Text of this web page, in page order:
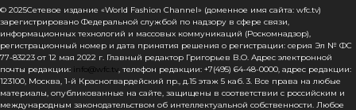
сайта, вы подтверждаете свое согласие на использование
файлов cookie в соответствии с настоящим уведомлением
в отношении данного типа файлов. Если вы не согласны
с тем, чтобы мы использовали данный тип файлов,
то вы должны соответствующим образом установить
настройки вашего браузера или не использовать сайт wfc.tv
© 2025Сетевое издание «World Fashion Channel» (доменное имя сайта: wfc.tv)
зарегистрировано Федеральной службой по надзору в сфере связи,
информационных технологий и массовых коммуникаций (Роскомнадзор),
регистрационный номер и дата принятия решения о регистрации: серия Эл № ФС
77-83223 от 12 мая 2022 г. Главный редактор Григорьев В.О. Адрес электронной
почты редакции: info@wfc.tv, телефон редакции: +7(495) 64-48-0000, адрес редакции:
123100, Москва, 1-й Красногвардейский пр., д.15 этаж 5 каб. 3. Все права на любые
материалы, опубликованные на сайте, защищены в соответствии с российским и
международным законодательством об интеллектуальной собственности. Любое